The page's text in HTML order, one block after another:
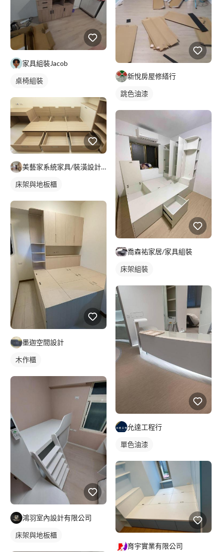
家具組裝Jacob
桌椅組裝
美藝家系統家具/裝潢設計/統包服務
床架與地板櫃
墨迦空間設計
木作櫃
鴻羽室內設計有限公司
床架與地板櫃
新悅房屋修繕行
跳色油漆
喬森祐家居/家具組裝
床架組裝
允達工程行
單色油漆
育宇實業有限公司